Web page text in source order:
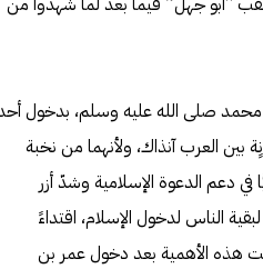
محمد صلى الله عليه وسلم، بدخول
بين العرب آنذاك، ولأنهما من نخبة
دعم الدعوة الإسلامية وشدّ أزر
الناس لدخول الإسلام، اقتداءً
هذه الأهمية بعد دخول عمر بن